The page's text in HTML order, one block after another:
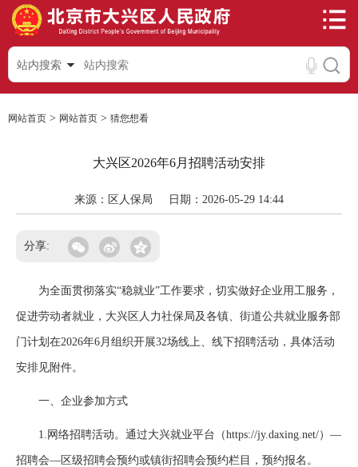
站内搜索
网站首页 > 网站首页 > 猜您想看
大兴区2026年6月招聘活动安排
来源：区人保局 日期：2026-05-29 14:44
分享:
为全面贯彻落实“稳就业”工作要求，切实做好企业用工服务，
促进劳动者就业，大兴区人力社保局及各镇、街道公共就业服务部
门计划在2026年6月组织开展32场线上、线下招聘活动，具体活动
安排见附件。
一、企业参加方式
1.网络招聘活动。通过大兴就业平台（https://jy.daxing.net/）—
招聘会—区级招聘会预约或镇街招聘会预约栏目，预约报名。